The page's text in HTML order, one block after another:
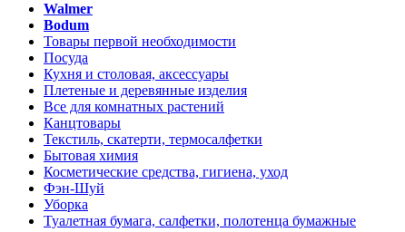
Walmer
Bodum
Товары первой необходимости
Посуда
Кухня и столовая, аксессуары
Плетеные и деревянные изделия
Все для комнатных растений
Канцтовары
Текстиль, скатерти, термосалфетки
Бытовая химия
Косметические средства, гигиена, уход
Фэн-Шуй
Уборка
Туалетная бумага, салфетки, полотенца бумажные